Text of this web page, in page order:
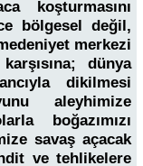
koşturmasını
bölgesel değil,
merkezi
dünya
dikilmesi
aleyhimize
boğazımızı
savaş açacak
ve tehlikelere